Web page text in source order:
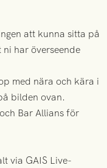
att kunna sitta på
har överseende
med nära och kära i
bilden ovan.
Bar Allians för
via GAIS Live-